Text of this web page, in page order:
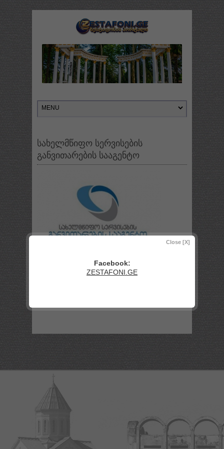
სახელმწიფო სერვისების
განვითარების სააგენტო
აღმაშენებლის ქ. #4
Close [X]
Facebook:
ZESTAFONI.GE